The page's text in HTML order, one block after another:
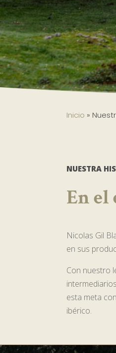
Inicio »
NUESTRA
En el
Nicolas Gil
en sus
Con nuestro
esta meta
ibérico.